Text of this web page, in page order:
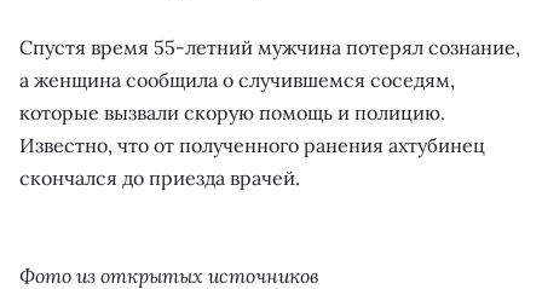
Спустя время 55-летний мужчина потерял сознание,
а женщина сообщила о случившемся соседям,
которые вызвали скорую помощь и полицию.
Известно, что от полученного ранения ахтубинец
скончался до приезда врачей.
Фото из открытых источников